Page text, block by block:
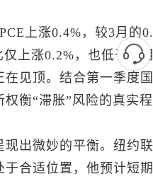
上涨0.4%，较3月的
上涨0.2%，也低于前
在见顶。结合第一季度
衡“滞胀”风险的真实
现出微妙的平衡。纽约
于合适位置，他预计短